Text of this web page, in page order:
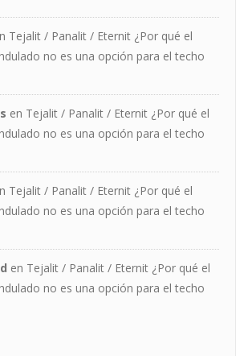
Tejalit / Panalit / Eternit ¿Por qué el
no es una opción para el techo
en Tejalit / Panalit / Eternit ¿Por qué el
no es una opción para el techo
Tejalit / Panalit / Eternit ¿Por qué el
no es una opción para el techo
en Tejalit / Panalit / Eternit ¿Por qué el
no es una opción para el techo